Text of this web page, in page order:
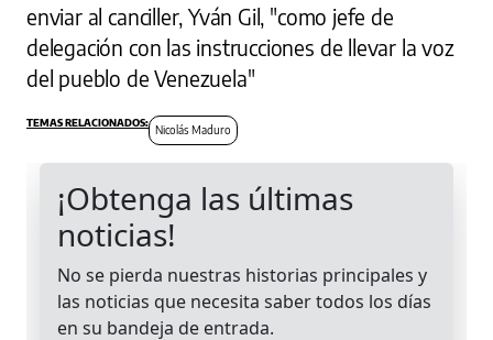
enviar al canciller, Yván Gil, "como jefe de
delegación con las instrucciones de llevar la voz
del pueblo de Venezuela"
Nicolás Maduro